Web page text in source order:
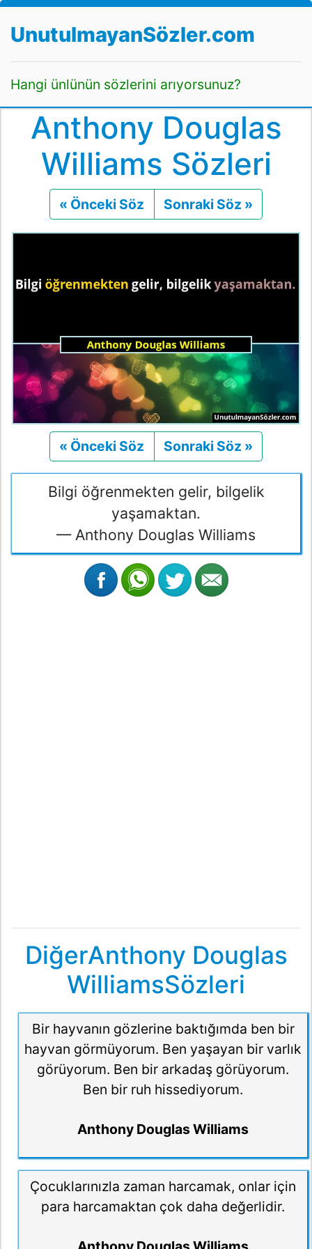
UnutulmayanSözler.com
Hangi ünlünün sözlerini arıyorsunuz?
Anthony Douglas
Williams Sözleri
« Önceki Söz Önceki
Sonraki Söz »
« Önceki Söz Önceki
Sonraki Söz »
Bilgi öğrenmekten gelir, bilgelik
yaşamaktan.
— Anthony Douglas Williams
DiğerAnthony Douglas
WilliamsSözleri
Bir hayvanın gözlerine baktığımda ben bir
hayvan görmüyorum. Ben yaşayan bir varlık
görüyorum. Ben bir arkadaş görüyorum.
Ben bir ruh hissediyorum.
Anthony Douglas Williams
Çocuklarınızla zaman harcamak, onlar için
para harcamaktan çok daha değerlidir.